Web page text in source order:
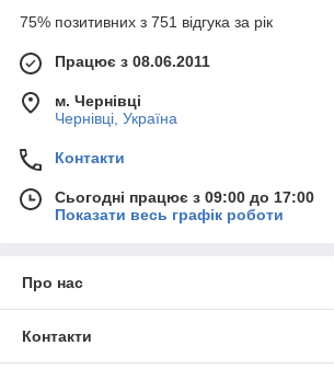
75% позитивних з 751 відгука за рік
Працює з 08.06.2011
м. Чернівці
Чернівці, Україна
Контакти
Сьогодні працює з 09:00 до 17:00
Показати весь графік роботи
Про нас
Контакти